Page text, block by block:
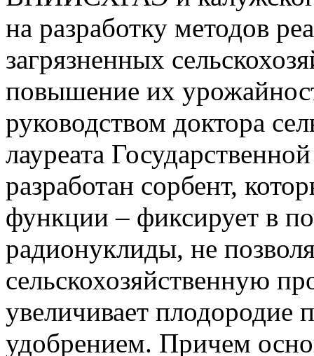
на разработку методов
загрязненных
повышение их
руководством доктора
лауреата
разработан сорбент,
функции – фиксирует в
радионуклиды, не
сельскохозяйственную
увеличивает плодородие
удобрением. Причем